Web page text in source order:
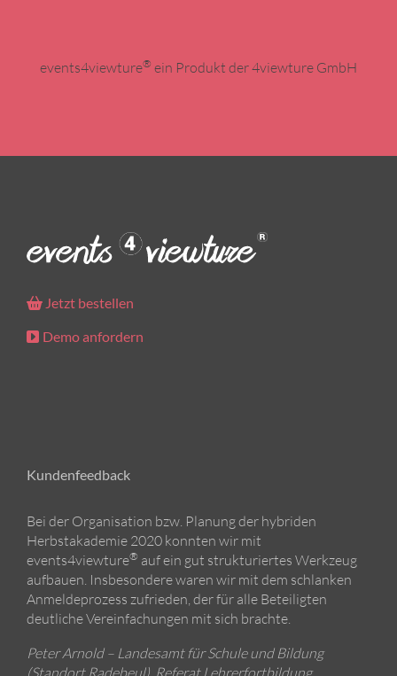
events4viewture® ein Produkt der 4viewture GmbH
Jetzt bestellen
Demo anfordern
Kundenfeedback
Bei der Organisation bzw. Planung der hybriden
Herbstakademie 2020 konnten wir mit
events4viewture® auf ein gut strukturiertes Werkzeug
aufbauen. Insbesondere waren wir mit dem schlanken
Anmeldeprozess zufrieden, der für alle Beteiligten
deutliche Vereinfachungen mit sich brachte.
Peter Arnold – Landesamt für Schule und Bildung